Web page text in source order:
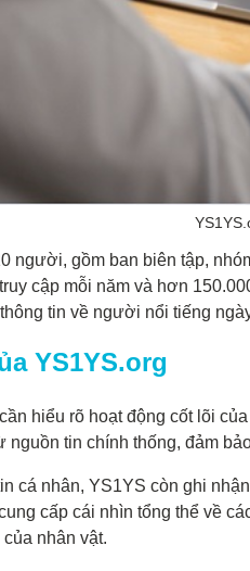
người, gồm ban biên tập,
cập mỗi năm và hơn
tin về người nổi tiếng
YS1YS.org
hiểu rõ hoạt động cốt lõi
tin chính thống, đảm
cá nhân, YS1YS còn ghi
cấp cái nhìn tổng thể về
nhân vật.